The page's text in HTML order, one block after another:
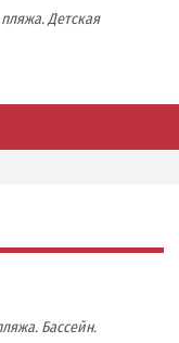
Детская
Бассейн.